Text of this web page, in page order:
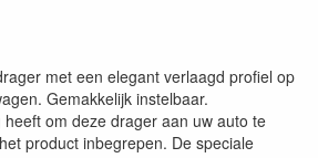
met een elegant verlaagd profiel op
Gemakkelijk instelbaar.
heeft om deze drager aan uw auto te
product inbegrepen. De speciale